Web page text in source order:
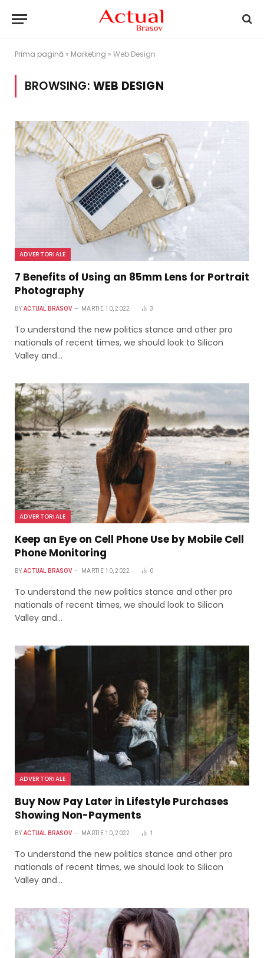
Prima pagină » Marketing » Web Design
BROWSING: WEB DESIGN
ADVERTORIALE
7 Benefits of Using an 85mm Lens for Portrait
Photography
BY ACTUAL BRASOV MARTIE 10, 2022 3
To understand the new politics stance and other pro
nationals of recent times, we should look to Silicon
Valley and…
ADVERTORIALE
Keep an Eye on Cell Phone Use by Mobile Cell
Phone Monitoring
BY ACTUAL BRASOV MARTIE 10, 2022 0
To understand the new politics stance and other pro
nationals of recent times, we should look to Silicon
Valley and…
ADVERTORIALE
Buy Now Pay Later in Lifestyle Purchases
Showing Non-Payments
BY ACTUAL BRASOV MARTIE 10, 2022 1
To understand the new politics stance and other pro
nationals of recent times, we should look to Silicon
Valley and…